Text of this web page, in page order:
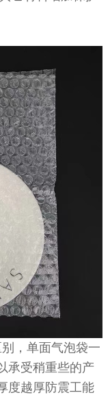
，单面气泡袋一
承受稍重些的产
度越厚防震工能